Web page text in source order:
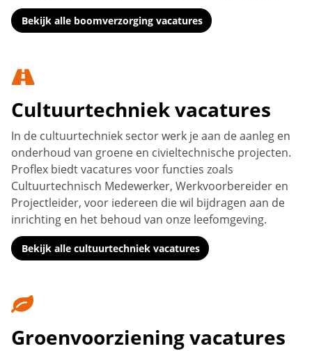
Bekijk alle boomverzorging vacatures
Cultuurtechniek vacatures
In de cultuurtechniek sector werk je aan de aanleg en
onderhoud van groene en civieltechnische projecten.
Proflex biedt vacatures voor functies zoals
Cultuurtechnisch Medewerker, Werkvoorbereider en
Projectleider, voor iedereen die wil bijdragen aan de
inrichting en het behoud van onze leefomgeving.
Bekijk alle cultuurtechniek vacatures
Groenvoorziening vacatures